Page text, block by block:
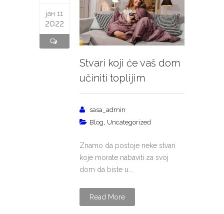
јан 11
2022
Stvari koji će vaš dom
učiniti toplijim
sasa_admin
Blog, Uncategorized
Znamo da postoje neke stvari
koje morate nabaviti za svoj
dom da biste u...
Read More